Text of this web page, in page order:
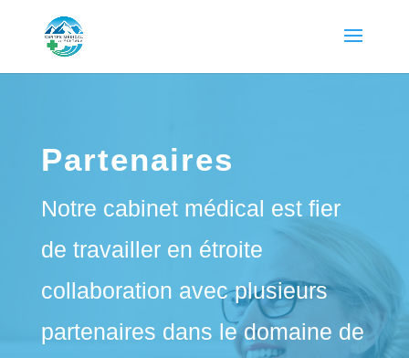
Partenaires
Notre cabinet médical est fier
de travailler en étroite
collaboration avec plusieurs
partenaires dans le domaine de